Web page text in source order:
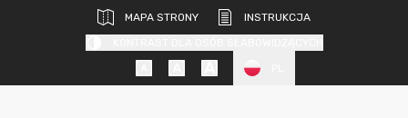
MAPA STRONY
INSTRUKCJA